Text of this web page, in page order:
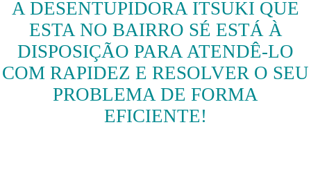
A DESENTUPIDORA ITSUKI QUE
ESTA NO BAIRRO SÉ ESTÁ À
DISPOSIÇÃO PARA ATENDÊ-LO
COM RAPIDEZ E RESOLVER O SEU
PROBLEMA DE FORMA
EFICIENTE!